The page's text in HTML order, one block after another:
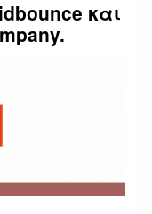
και